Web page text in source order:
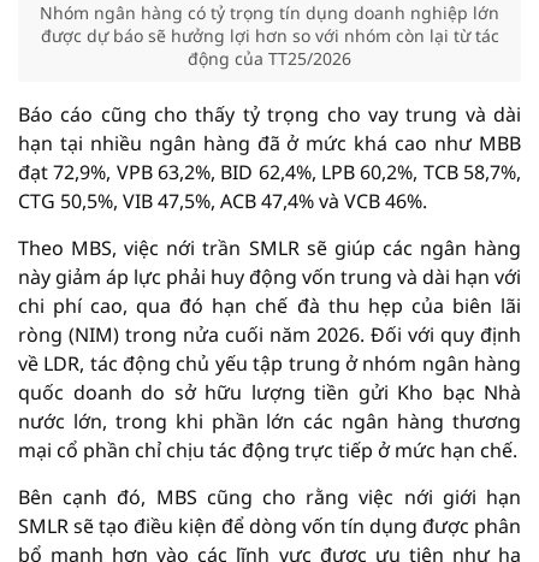
Nhóm ngân hàng có tỷ trọng tín dụng doanh nghiệp lớn
được dự báo sẽ hưởng lợi hơn so với nhóm còn lại từ tác
động của TT25/2026
Báo cáo cũng cho thấy tỷ trọng cho vay trung và dài
hạn tại nhiều ngân hàng đã ở mức khá cao như MBB
đạt 72,9%, VPB 63,2%, BID 62,4%, LPB 60,2%, TCB 58,7%,
CTG 50,5%, VIB 47,5%, ACB 47,4% và VCB 46%.
Theo MBS, việc nới trần SMLR sẽ giúp các ngân hàng
này giảm áp lực phải huy động vốn trung và dài hạn với
chi phí cao, qua đó hạn chế đà thu hẹp của biên lãi
ròng (NIM) trong nửa cuối năm 2026. Đối với quy định
về LDR, tác động chủ yếu tập trung ở nhóm ngân hàng
quốc doanh do sở hữu lượng tiền gửi Kho bạc Nhà
nước lớn, trong khi phần lớn các ngân hàng thương
mại cổ phần chỉ chịu tác động trực tiếp ở mức hạn chế.
Bên cạnh đó, MBS cũng cho rằng việc nới giới hạn
SMLR sẽ tạo điều kiện để dòng vốn tín dụng được phân
bổ mạnh hơn vào các lĩnh vực được ưu tiên như hạ